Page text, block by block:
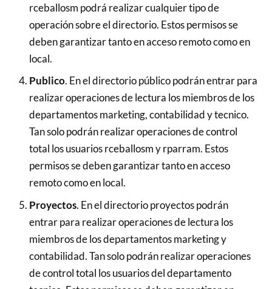
rceballosm podrá realizar cualquier tipo de
operación sobre el directorio. Estos permisos se
deben garantizar tanto en acceso remoto como en
local.
Publico. En el directorio público podrán entrar para
realizar operaciones de lectura los miembros de los
departamentos marketing, contabilidad y tecnico.
Tan solo podrán realizar operaciones de control
total los usuarios rceballosm y rparram. Estos
permisos se deben garantizar tanto en acceso
remoto como en local.
Proyectos. En el directorio proyectos podrán
entrar para realizar operaciones de lectura los
miembros de los departamentos marketing y
contabilidad. Tan solo podrán realizar operaciones
de control total los usuarios del departamento